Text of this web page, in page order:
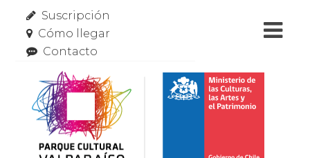
Suscripción
Cómo llegar
Contacto